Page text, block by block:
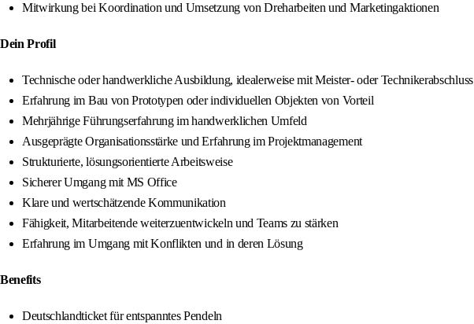
Mitwirkung bei Koordination und Umsetzung von Dreharbeiten und Marketingaktionen
Dein Profil
Technische oder handwerkliche Ausbildung, idealerweise mit Meister- oder Technikerabschluss
Erfahrung im Bau von Prototypen oder individuellen Objekten von Vorteil
Mehrjährige Führungserfahrung im handwerklichen Umfeld
Ausgeprägte Organisationsstärke und Erfahrung im Projektmanagement
Strukturierte, lösungsorientierte Arbeitsweise
Sicherer Umgang mit MS Office
Klare und wertschätzende Kommunikation
Fähigkeit, Mitarbeitende weiterzuentwickeln und Teams zu stärken
Erfahrung im Umgang mit Konflikten und in deren Lösung
Benefits
Deutschlandticket für entspanntes Pendeln